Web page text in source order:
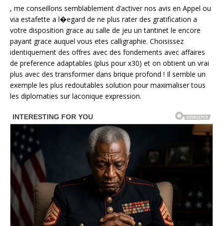
, me conseillons semblablement d’activer nos avis en Appel ou
via estafette a l�egard de ne plus rater des gratification a
votre disposition grace au salle de jeu un tantinet le encore
payant grace auquel vous etes calligraphie. Choisissez
identiquement des offres avec des fondements avec affaires
de preference adaptables (plus pour x30) et on obtient un vrai
plus avec des transformer dans brique profond ! Il semble un
exemple les plus redoutables solution pour maximaliser tous
les diplomaties sur laconique expression.